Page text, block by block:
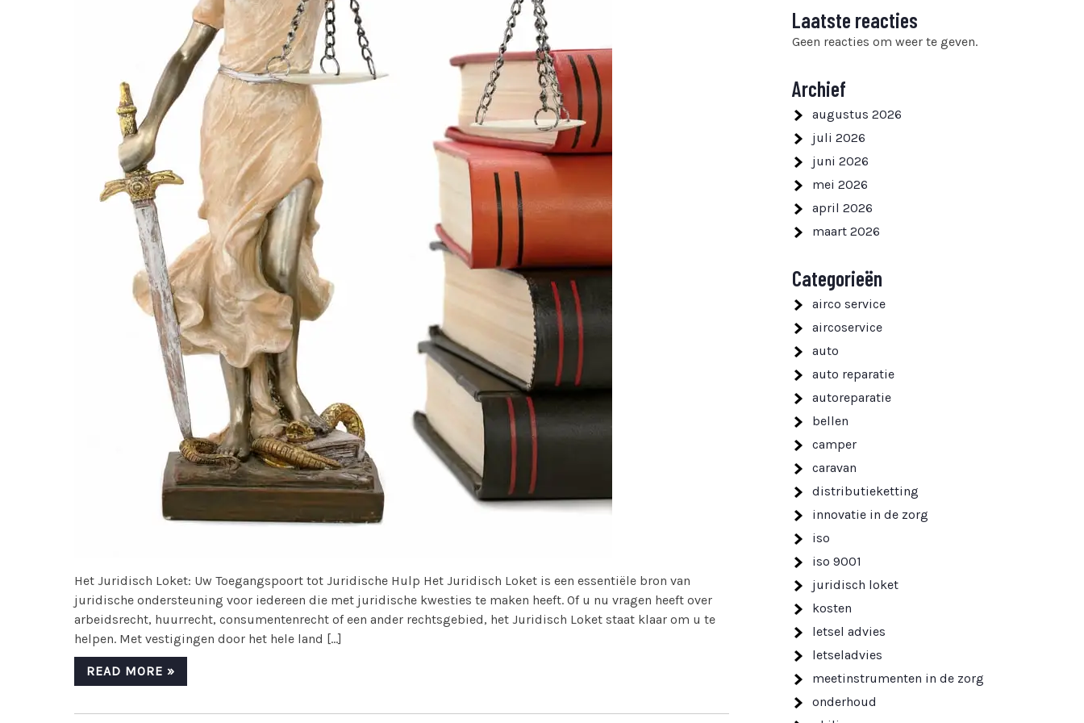
Het Juridisch Loket: Uw Toegangspoort tot Juridische Hulp Het Juridisch Loket is een essentiële bron van
juridische ondersteuning voor iedereen die met juridische kwesties te maken heeft. Of u nu vragen heeft over
arbeidsrecht, huurrecht, consumentenrecht of een ander rechtsgebied, het Juridisch Loket staat klaar om u te
helpen. Met vestigingen door het hele land […]
READ MORE »
Laatste reacties
Geen reacties om weer te geven.
Archief
augustus 2026
juli 2026
juni 2026
mei 2026
april 2026
maart 2026
Categorieën
airco service
aircoservice
auto
auto reparatie
autoreparatie
bellen
camper
caravan
distributieketting
innovatie in de zorg
iso
iso 9001
juridisch loket
kosten
letsel advies
letseladvies
meetinstrumenten in de zorg
onderhoud